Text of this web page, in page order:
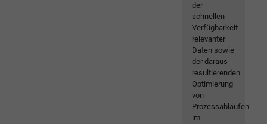
der
schnellen
Verfügbarkeit
relevanter
Daten sowie
der daraus
resultierenden
Optimierung
von
Prozessabläufen
im